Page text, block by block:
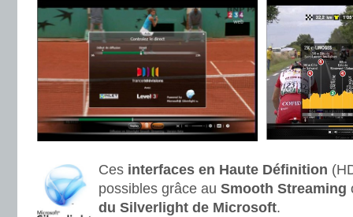
Ces interfaces en Haute Définition
possibles grâce au Smooth Streaming
du Silverlight de Microsoft.